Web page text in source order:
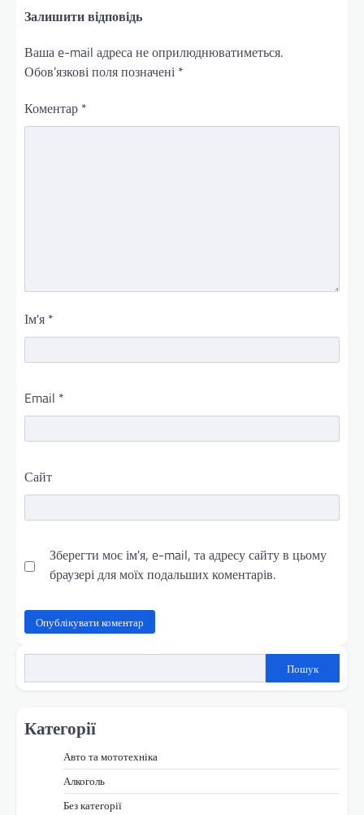
Залишити відповідь
Ваша e-mail адреса не оприлюднюватиметься.
Обов’язкові поля позначені *
Коментар *
Ім'я *
Email *
Сайт
Зберегти моє ім'я, e-mail, та адресу сайту в цьому
браузері для моїх подальших коментарів.
Пошук
Категорії
Авто та мототехніка
Алкоголь
Без категорії